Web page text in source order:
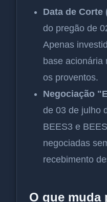
Data de
do pregão de
Apenas
base acionária
os proventos.
Negociação
de 03 de julho
BEES3 e
negociadas
recebimento
O que muda